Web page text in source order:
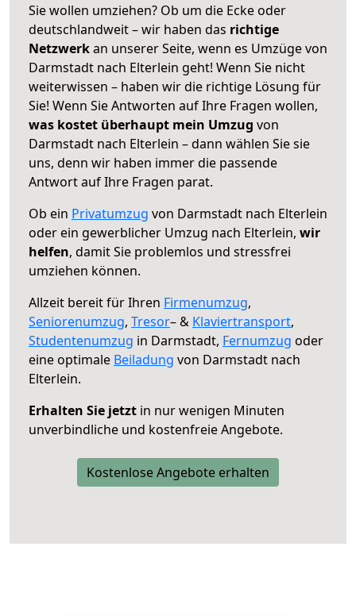
Sie wollen umziehen? Ob um die Ecke oder
deutschlandweit – wir haben das richtige
Netzwerkan unserer Seite, wenn es Umzüge von
Darmstadt nach Elterlein geht! Wenn Sie nicht
weiterwissen – haben wir die richtige Lösung für
Sie! Wenn Sie Antworten auf Ihre Fragen wollen,
was kostet überhaupt mein Umzug von
Darmstadt nach Elterlein – dann wählen Sie sie
uns, denn wir haben immer die passende
Antwort auf Ihre Fragen parat.
Ob ein Privatumzug von Darmstadt nach Elterlein
oder ein gewerblicher Umzug nach Elterlein, wir
helfen, damit Sie problemlos und stressfrei
umziehen können.
Allzeit bereit für Ihren Firmenumzug,
Seniorenumzug, Tresor– & Klaviertransport,
Studentenumzug in Darmstadt, Fernumzug oder
eine optimale Beiladung von Darmstadt nach
Elterlein.
Erhalten Sie jetzt in nur wenigen Minuten
unverbindliche und kostenfreie Angebote.
Kostenlose Angebote erhalten